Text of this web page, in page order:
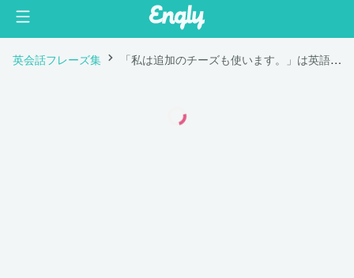
英会話フレーズ集 「私は追加のチーズも使います。」は英語で "I also use additional cheese."